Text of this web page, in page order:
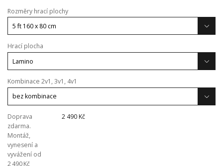
Rozměry hrací plochy
Hrací plocha
Kombinace 2v1, 3v1, 4v1
Doprava
zdarma.
Montáž,
vynesení a
vyvážení od
2 490 Kč
2 490 Kč